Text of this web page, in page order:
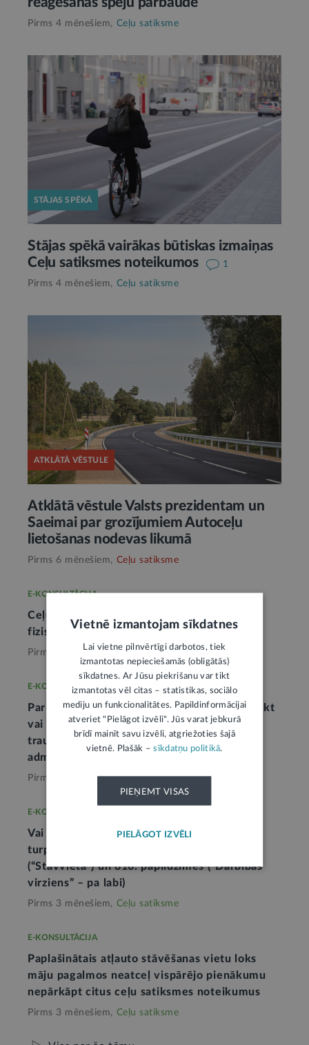
Pirms 4 mēnešiem, Ceļu satiksme
STĀJAS SPĒKĀ
Stājas spēkā vairākas būtiskas izmaiņas
Ceļu satiksmes noteikumos
1
Pirms 4 mēnešiem, Ceļu satiksme
ATKLĀTĀ VĒSTULE
Atklātā vēstule Valsts prezidentam un
Saeimai par grozījumiem Autoceļu
lietošanas nodevas likumā
Pirms 6 mēnešiem, Ceļu satiksme
E-KONSULTĀCIJA
Ceļu satiksmes noteikumi ir saistoši visām
fiziskajām un juridiskajām personām
Pirms mēneša, Ceļu satiksme
E-KONSULTĀCIJA
Par stāvēšanu vietās, kur auto neļauj iebraukt
vai izbraukt citiem transportlīdzekļiem vai
traucē gājēju pārvietošanos, paredzēta
administratīvā atbildība
Pirms 2 mēnešiem, Ceļu satiksme
E-KONSULTĀCIJA
Vai 326. ceļa zīme (“Apstāties aizliegts”)
turpina darboties aiz 537. ceļa zīmes
(“Stāvvieta”) un 816. papildzīmes (“Darbības
virziens” – pa labi)
Pirms 3 mēnešiem, Ceļu satiksme
E-KONSULTĀCIJA
Paplašinātais atļauto stāvēšanas vietu loks
māju pagalmos neatceļ vispārējo pienākumu
nepārkāpt citus ceļu satiksmes noteikumus
Pirms 3 mēnešiem, Ceļu satiksme
Vietnē izmantojam sīkdatnes
Lai vietne pilnvērtīgi darbotos, tiek
izmantotas nepieciešamās (obligātās)
sīkdatnes. Ar Jūsu piekrišanu var tikt
izmantotas vēl citas – statistikas, sociālo
mediju un funkcionalitātes. Papildinformācijai
atveriet "Pielāgot izvēli". Jūs varat jebkurā
brīdī mainīt savu izvēli, atgriežoties šajā
vietnē. Plašāk –sīkdatņu politikā.
PIEŅEMT VISAS
PIELĀGOT IZVĒLI